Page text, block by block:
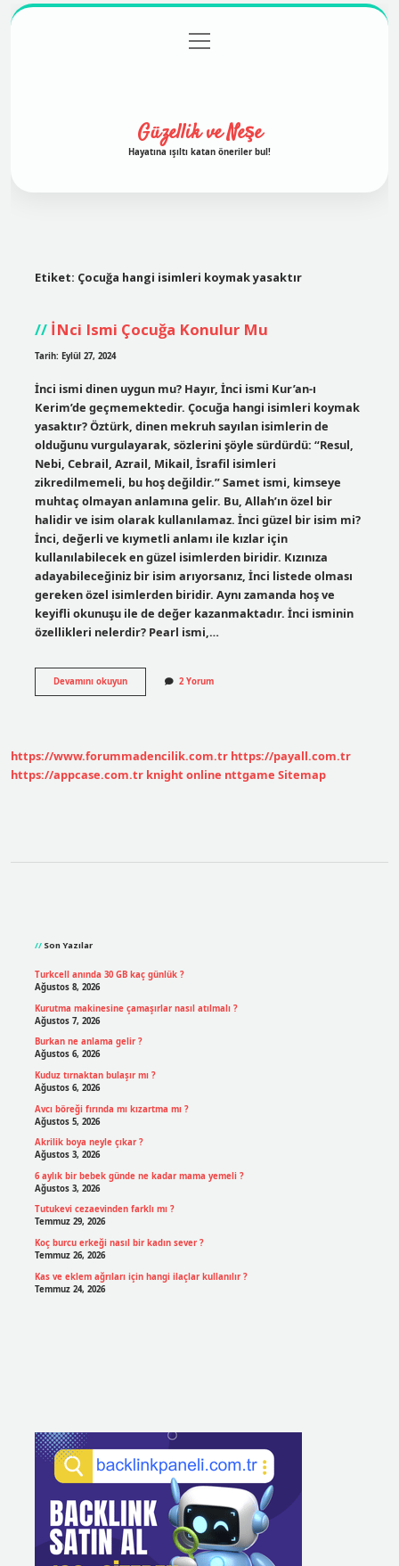
Gizlilik Politikası
menüyü
aç
Güzellik ve Neşe
Hayatına ışıltı katan öneriler bul!
Etiket: Çocuğa hangi isimleri koymak yasaktır
İNci Ismi Çocuğa Konulur Mu
Tarih: Eylül 27, 2024
İnci ismi dinen uygun mu? Hayır, İnci ismi Kur’an-ı
Kerim’de geçmemektedir. Çocuğa hangi isimleri koymak
yasaktır? Öztürk, dinen mekruh sayılan isimlerin de
olduğunu vurgulayarak, sözlerini şöyle sürdürdü: “Resul,
Nebi, Cebrail, Azrail, Mikail, İsrafil isimleri
zikredilmemeli, bu hoş değildir.” Samet ismi, kimseye
muhtaç olmayan anlamına gelir. Bu, Allah’ın özel bir
halidir ve isim olarak kullanılamaz. İnci güzel bir isim mi?
İnci, değerli ve kıymetli anlamı ile kızlar için
kullanılabilecek en güzel isimlerden biridir. Kızınıza
adayabileceğiniz bir isim arıyorsanız, İnci listede olması
gereken özel isimlerden biridir. Aynı zamanda hoş ve
keyifli okunuşu ile de değer kazanmaktadır. İnci isminin
özellikleri nelerdir? Pearl ismi,…
Devamını okuyunİNci
Ismi
2 Yorum
https://www.forummadencilik.com.tr https://payall.com.tr
https://appcase.com.tr knight online nttgame Sitemap
Son Yazılar
Turkcell anında 30 GB kaç günlük ?
Ağustos 8, 2026
Kurutma makinesine çamaşırlar nasıl atılmalı ?
Ağustos 7, 2026
Burkan ne anlama gelir ?
Ağustos 6, 2026
Kuduz tırnaktan bulaşır mı ?
Ağustos 6, 2026
Avcı böreği fırında mı kızartma mı ?
Ağustos 5, 2026
Akrilik boya neyle çıkar ?
Ağustos 3, 2026
6 aylık bir bebek günde ne kadar mama yemeli ?
Ağustos 3, 2026
Tutukevi cezaevinden farklı mı ?
Temmuz 29, 2026
Koç burcu erkeği nasıl bir kadın sever ?
Temmuz 26, 2026
Kas ve eklem ağrıları için hangi ilaçlar kullanılır ?
Temmuz 24, 2026